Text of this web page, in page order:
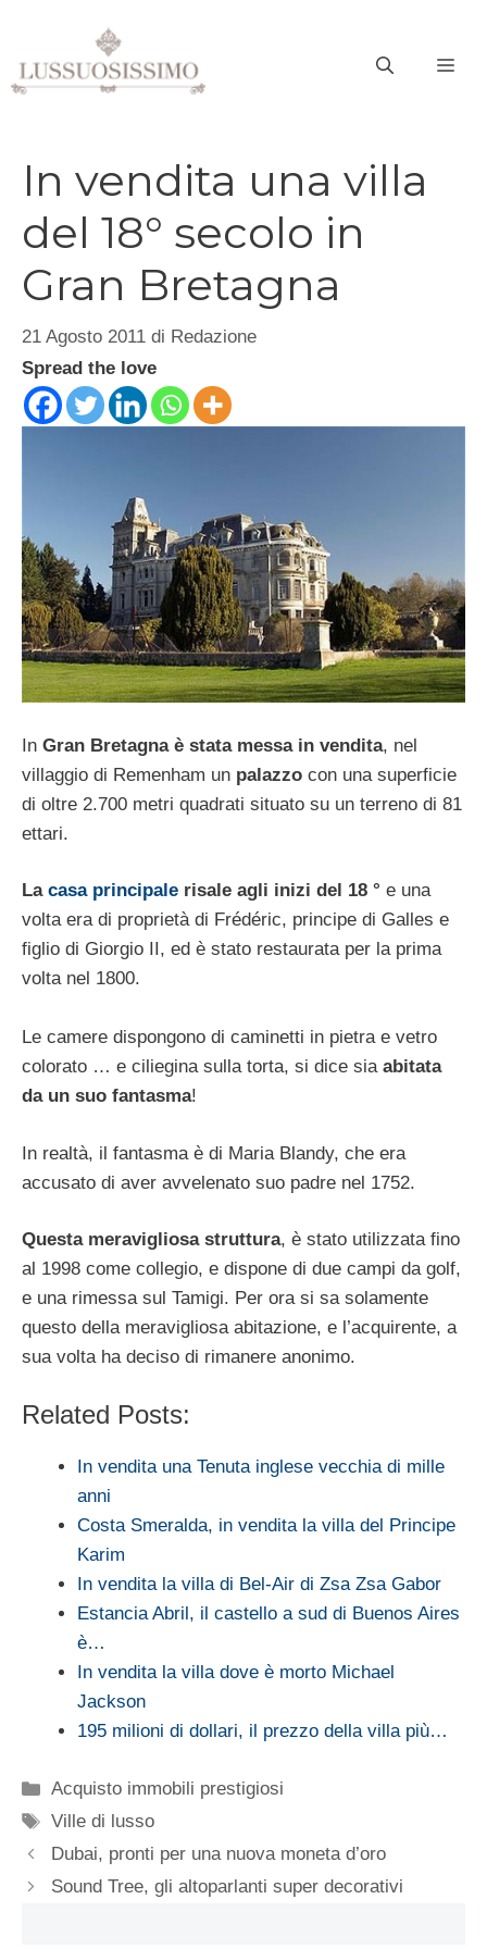
contenuto
In vendita una villa
del 18° secolo in
Gran Bretagna
21 Agosto 2011 di Redazione
Spread the love
In Gran Bretagna è stata messa in vendita, nel
villaggio di Remenham un palazzo con una superficie
di oltre 2.700 metri quadrati situato su un terreno di 81
ettari.
La casa principale risale agli inizi del 18 ° e una
volta era di proprietà di Frédéric, principe di Galles e
figlio di Giorgio II, ed è stato restaurata per la prima
volta nel 1800.
Le camere dispongono di caminetti in pietra e vetro
colorato … e ciliegina sulla torta, si dice sia abitata
da un suo fantasma!
In realtà, il fantasma è di Maria Blandy, che era
accusato di aver avvelenato suo padre nel 1752.
Questa meravigliosa struttura, è stato utilizzata fino
al 1998 come collegio, e dispone di due campi da golf,
e una rimessa sul Tamigi. Per ora si sa solamente
questo della meravigliosa abitazione, e l’acquirente, a
sua volta ha deciso di rimanere anonimo.
Related Posts:
In vendita una Tenuta inglese vecchia di mille
anni
Costa Smeralda, in vendita la villa del Principe
Karim
In vendita la villa di Bel-Air di Zsa Zsa Gabor
Estancia Abril, il castello a sud di Buenos Aires
è…
In vendita la villa dove è morto Michael
Jackson
195 milioni di dollari, il prezzo della villa più…
Categorie
Acquisto immobili prestigiosi
Tag
Ville di lusso
Dubai, pronti per una nuova moneta d’oro
Sound Tree, gli altoparlanti super decorativi